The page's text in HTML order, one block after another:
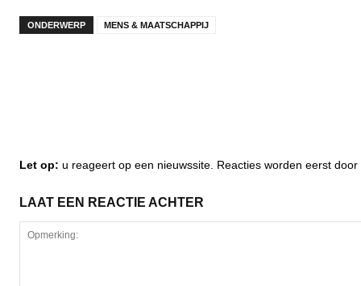
ONDERWERP MENS & MAATSCHAPPIJ
Let op: u reageert op een nieuwssite. Reacties worden eerst
LAAT EEN REACTIE ACHTER